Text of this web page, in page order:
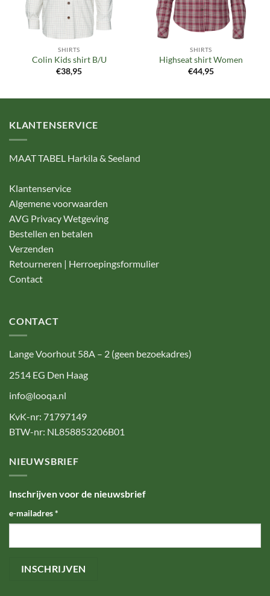
SHIRTS
Colin Kids shirt B/U
€38,95
SHIRTS
Highseat shirt Women
€44,95
KLANTENSERVICE
MAAT TABEL Harkila & Seeland
Klantenservice
Algemene voorwaarden
AVG Privacy Wetgeving
Bestellen en betalen
Verzenden
Retourneren | Herroepingsformulier
Contact
CONTACT
Lange Voorhout 58A – 2 (geen bezoekadres)
2514 EG Den Haag
info@looqa.nl
KvK-nr: 71797149
BTW-nr: NL858853206B01
NIEUWSBRIEF
Inschrijven voor de nieuwsbrief
e-mailadres*